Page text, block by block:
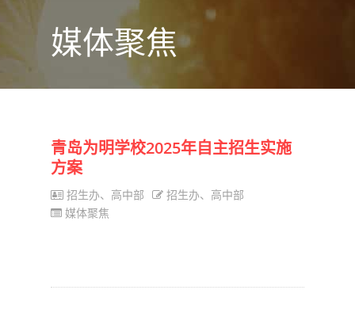
媒体聚焦
青岛为明学校2025年自主招生实施
方案
招生办、高中部
招生办、高中部
媒体聚焦